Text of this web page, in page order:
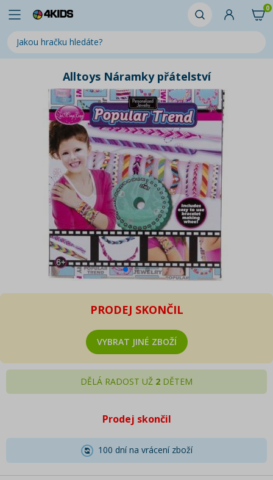
0
Alltoys Náramky přátelství
PRODEJ SKONČIL
VYBRAT JINÉ ZBOŽÍ
DĚLÁ RADOST UŽ 2 DĚTEM
Prodej skončil
100 dní na vrácení zboží